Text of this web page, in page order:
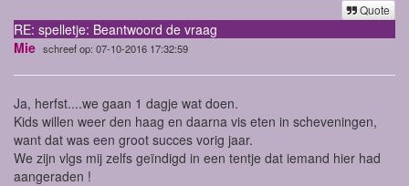
Quote
RE: spelletje: Beantwoord de vraag
Mie schreef op: 07-10-2016 17:32:59
Ja, herfst....we gaan 1 dagje wat doen.
Kids willen weer den haag en daarna vis eten in scheveningen,
want dat was een groot succes vorig jaar.
We zijn vlgs mij zelfs geïndigd in een tentje dat iemand hier had
aangeraden !